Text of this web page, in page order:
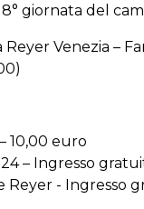
giornata del
Reyer Venezia –
10,00 euro
– Ingresso
Reyer - Ingresso